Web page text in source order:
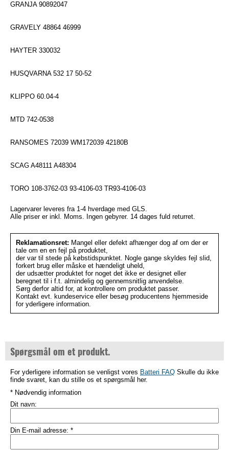
GRANJA 90892047
GRAVELY 48864 46999
HAYTER 330032
HUSQVARNA 532 17 50-52
KLIPPO 60.04-4
MTD 742-0538
RANSOMES 72039 WM172039 42180B
SCAG A48111 A48304
TORO 108-3762-03 93-4106-03 TR93-4106-03
Lagervarer leveres fra 1-4 hverdage med GLS.
Alle priser er inkl. Moms. Ingen gebyrer. 14 dages fuld returret.
Reklamationsret: Mangel eller defekt afhænger dog af om der er
tale om en en fejl på produktet,
der var til stede på købstidspunktet. Nogle gange skyldes fejl slid,
forkert brug eller måske et hændeligt uheld,
der udsætter produktet for noget det ikke er designet eller
beregnet til i f.t. almindelig og gennemsnitlig anvendelse.
Sørg derfor altid for, at kontrollere om produktet passer.
Kontakt evt. kundeservice eller besøg producentens hjemmeside
for yderligere information.
Spørgsmål om et produkt.
For yderligere information se venligst vores Batteri FAQ Skulle du ikke
finde svaret, kan du stille os et spørgsmål her.
* Nødvendig information
Dit navn:
Din E-mail adresse: *